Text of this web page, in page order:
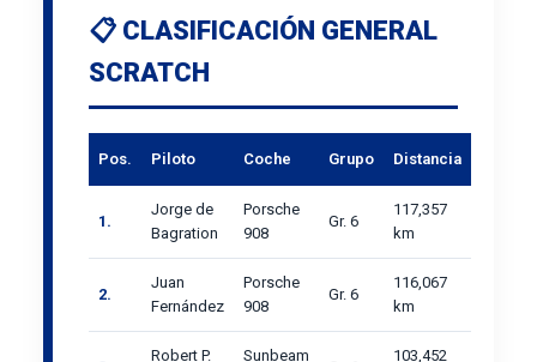
📋 CLASIFICACIÓN GENERAL
SCRATCH
Pos. Piloto Coche Grupo Distancia
1.
Jorge de
Bagration
Porsche
908
Gr. 6
117,357
km
2.
Juan
Fernández
Porsche
908
Gr. 6
116,067
km
Robert P.
Sunbeam
103,452